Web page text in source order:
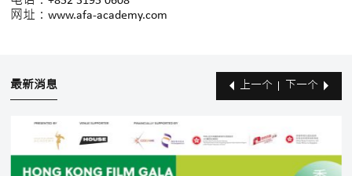
网址：www.afa-academy.com
最新消息 上一个 下一个